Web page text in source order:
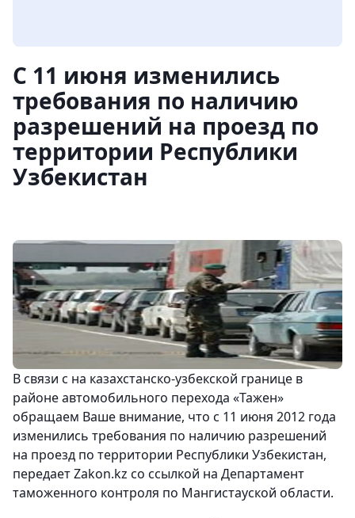
С 11 июня изменились
требования по наличию
разрешений на проезд по
территории Республики
Узбекистан
В связи с на казахстанско-узбекской границе в
районе автомобильного перехода «Тажен»
обращаем Ваше внимание, что с 11 июня 2012 года
изменились требования по наличию разрешений
на проезд по территории Республики Узбекистан,
передает Zakon.kz со ссылкой на Департамент
таможенного контроля по Мангистауской области.